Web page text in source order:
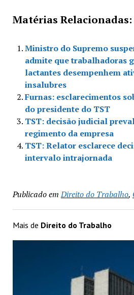
Matérias Relacionadas:
Ministro do Supremo
admite que trabalhadoras
lactantes desempenhem
insalubres
Furnas: esclarecimentos
do presidente do TST
TST: decisão judicial
regimento da empresa
TST: Relator esclarece
intervalo intrajornada
Publicado em Direito do Trabalho,
Mais de Direito do Trabalho